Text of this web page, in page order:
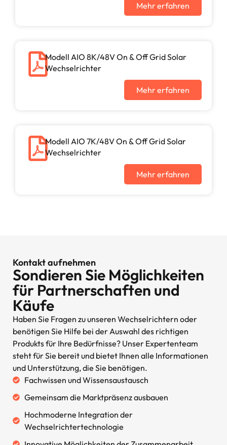
Mehr erfahren
Modell AIO 8K/48V On & Off Grid Solar
Wechselrichter
Mehr erfahren
Modell AIO 7K/48V On & Off Grid Solar
Wechselrichter
Mehr erfahren
Kontakt aufnehmen
Sondieren Sie Möglichkeiten
für Partnerschaften und
Käufe
Haben Sie Fragen zu unseren Wechselrichtern oder
benötigen Sie Hilfe bei der Auswahl des richtigen
Produkts für Ihre Bedürfnisse? Unser Expertenteam
steht für Sie bereit und bietet Ihnen alle Informationen
und Unterstützung, die Sie benötigen.
Fachwissen und Wissensaustausch
Gemeinsam die Marktpräsenz ausbauen
Hochmoderne Integration der
Wechselrichtertechnologie